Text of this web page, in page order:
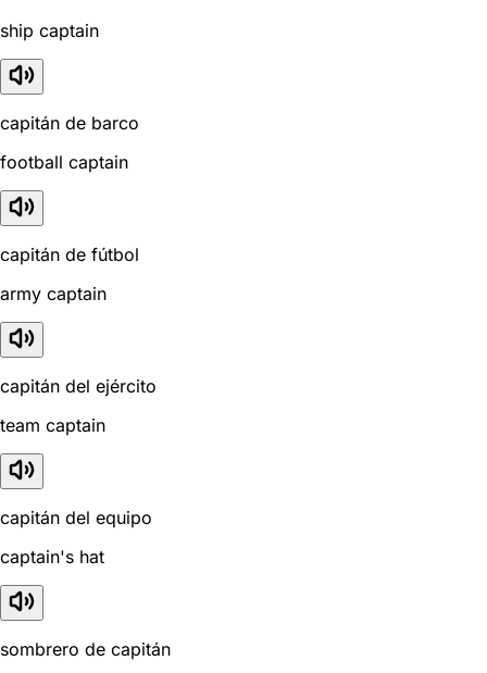
ship captain
capitán de barco
football captain
capitán de fútbol
army captain
capitán del ejército
team captain
capitán del equipo
captain's hat
sombrero de capitán